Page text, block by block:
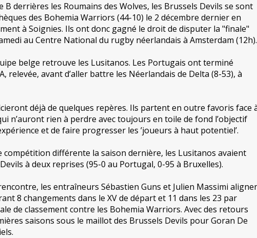
B derrières les Roumains des Wolves, les Brussels Devils se sont
des Bohemia Warriors (44-10) le 2 décembre dernier en
à Soignies. Ils ont donc gagné le droit de disputer la "finale"
au Centre National du rugby néerlandais à Amsterdam (12h).
belge retrouve les Lusitanos. Les Portugais ont terminé
relevée, avant d’aller battre les Néerlandais de Delta (8-53), à
déjà de quelques repères. Ils partent en outre favoris face
n’auront rien à perdre avec toujours en toile de fond l’objectif
et de faire progresser les ’joueurs à haut potentiel’.
compétition différente la saison dernière, les Lusitanos avaient
à deux reprises (95-0 au Portugal, 0-95 à Bruxelles).
les entraîneurs Sébastien Guns et Julien Massimi
8 changements dans le XV de départ et 11 dans les 23 par
de classement contre les Bohemia Warriors. Avec des retours
saisons sous le maillot des Brussels Devils pour Goran De